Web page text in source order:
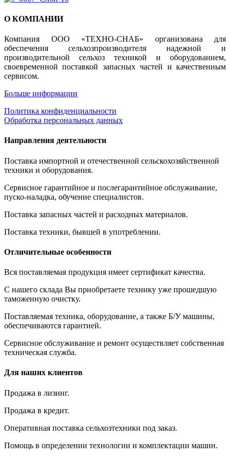
О КОМПАНИИ
Компания ООО «ТЕХНО-СНАБ» организована для
обеспечения сельхозпроизводителя надежной и
производительной сельхоз техникой и оборудованием,
своевременной поставкой запасных частей и качественным
сервисом.
Больше информации
Политика конфиденциальности
Обработка персональных данных
Направления деятельности
Поставка импортной и отечественной сельскохозяйственной
техники и оборудования.
Сервисное гарантийное и послегарантийное обслуживание,
пуско-наладка, обучение специалистов.
Поставка запасных частей и расходных материалов.
Поставка техники, бывшей в употреблении.
Отличительные особенности
Вся поставляемая продукция имеет сертификат качества.
С нашего склада Вы приобретаете технику уже прошедшую
таможенную очистку.
Поставляемая техника, оборудование, а также Б/У машины,
обеспечиваются гарантией.
Сервисное обслуживание и ремонт осуществляет собственная
техническая служба.
Для наших клиентов
Продажа в лизинг.
Продажа в кредит.
Оперативная поставка сельхозтехники под заказ.
Помощь в определении технологии и комплектации машин.